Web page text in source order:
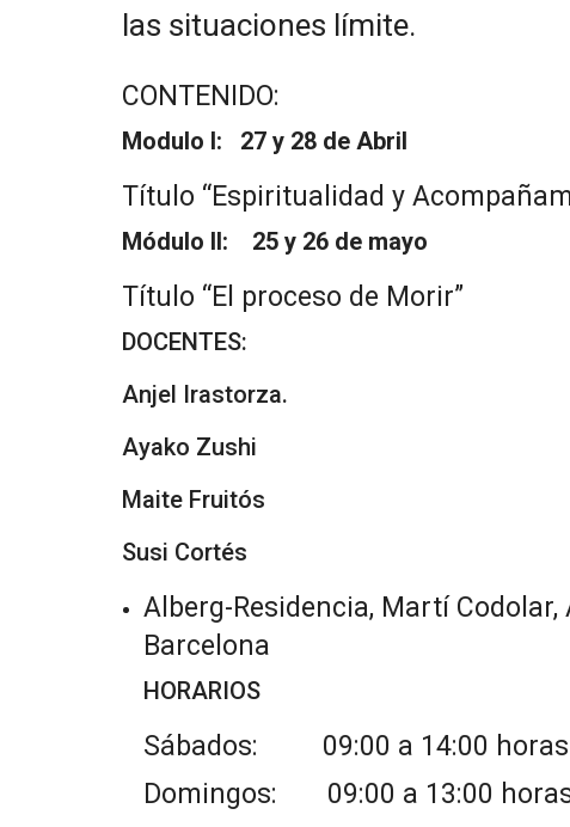
las situaciones límite.
CONTENIDO:
Modulo I: 27 y 28 de Abril
Título “Espiritualidad y
Módulo II: 25 y 26 de mayo
Título “El proceso de Morir”
DOCENTES:
Anjel Irastorza.
Ayako Zushi
Maite Fruitós
Susi Cortés
Alberg-Residencia, Martí Codolar,
Barcelona
HORARIOS
Sábados: 09:00 a 14:00 horas
Domingos: 09:00 a 13:00